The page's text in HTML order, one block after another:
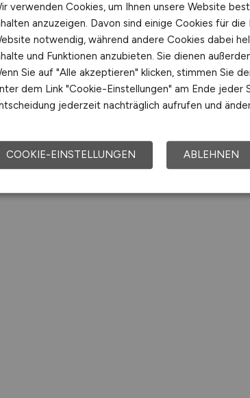
verwenden Cookies, um Ihnen unsere Website
anzuzeigen. Davon sind einige Cookies für
notwendig, während andere Cookies dabei
und Funktionen anzubieten. Sie dienen
Sie auf "Alle akzeptieren" klicken, stimmen Sie
dem Link "Cookie-Einstellungen" am Ende jeder
jederzeit nachträglich aufrufen und
COOKIE-EINSTELLUNGEN ABLEHNEN